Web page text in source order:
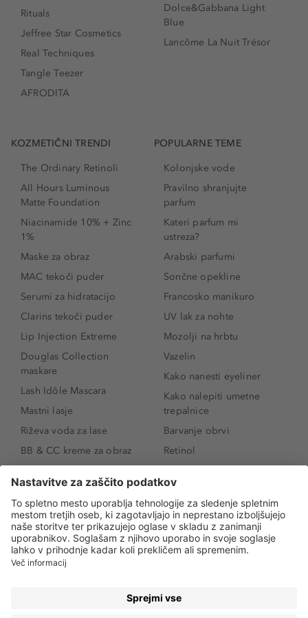
Rituals
Jeffree Star Cosmetics
Real Techniques
Tangle Teezer
AFRODITA
Dolce&Gabbana Light
Blue
Lancôme La Nuit Trésor
KOZMETIČNI TRENDI
The Ordinary Retinoli
All Hours Luminous
Matte Foundation
Niacinamide 10% + Zinc
1%
Maske za obraz
MAC tekoči puder
Serumi za hidratacijo
Clarins tekoči puder
Lip Injection Extreme
Douglas Collection
maskare
Lash Idôle Mascara
Mastni lasje
Riževa voda za lase
BB & CC kreme za obraz
SPF 30
Senčila za oči
Tekoči puder
Ličenje povešenih vek
Kako povečati oči
POPULARNE TEME
Kolonjske vode
Pravilno shranjujte
parfum
Kateri parfum mi
ustreza?
Arabski parfumi
Sončne opekline
Francosko manikuro
UV lak za nohte
Mozolji na hrbtu
Vazelin
Kako nanesti eyeliner
Kako nalepiti umetne
trepalnice
Barvanje obrvi
Retinol
Niacinamid
Rozacea
Salicilna kislina